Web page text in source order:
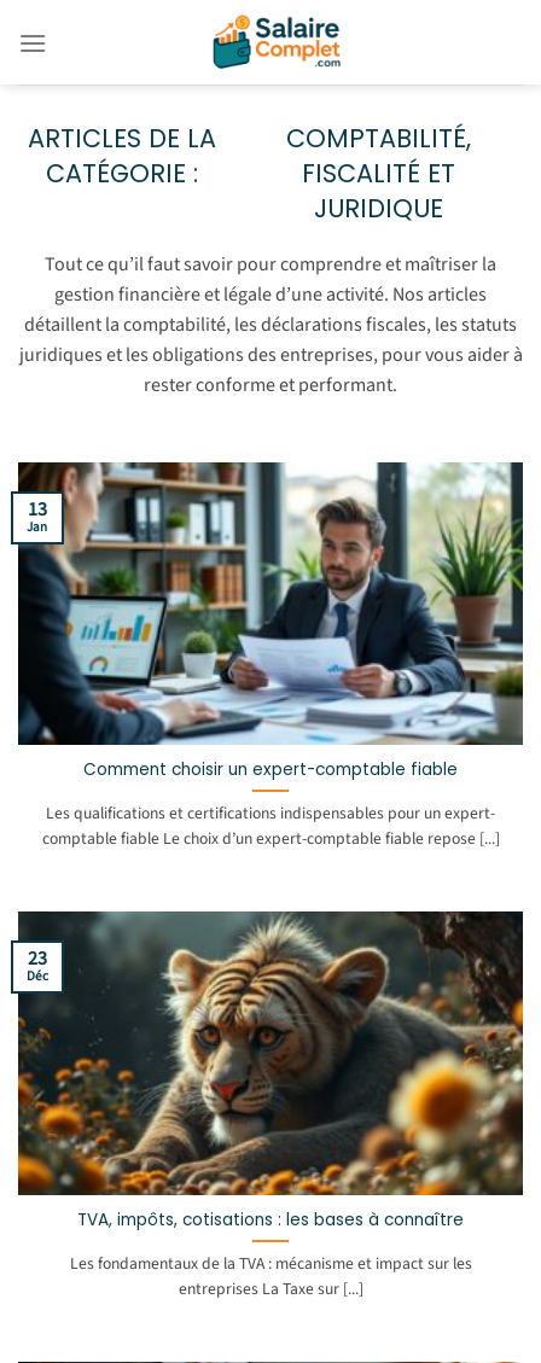
COMPTABILITÉ,
FISCALITÉ ET
JURIDIQUE
Tout ce qu’il faut savoir pour comprendre et maîtriser la
gestion financière et légale d’une activité. Nos articles
détaillent la comptabilité, les déclarations fiscales, les statuts
juridiques et les obligations des entreprises, pour vous aider à
rester conforme et performant.
Comment choisir un expert-comptable fiable
Les qualifications et certifications indispensables pour un expert-
comptable fiable Le choix d’un expert-comptable fiable repose [...]
13
Jan
TVA, impôts, cotisations : les bases à connaître
Les fondamentaux de la TVA : mécanisme et impact sur les
entreprises La Taxe sur [...]
23
Déc